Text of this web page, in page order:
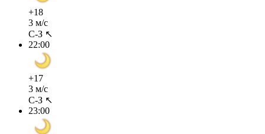
+18
3 м/с
С-З ↖
22:00
+17
3 м/с
С-З ↖
23:00